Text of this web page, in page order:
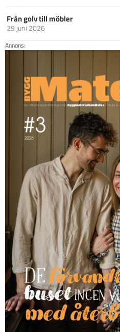
Från golv till möbler
29 juni 2026
Annons: